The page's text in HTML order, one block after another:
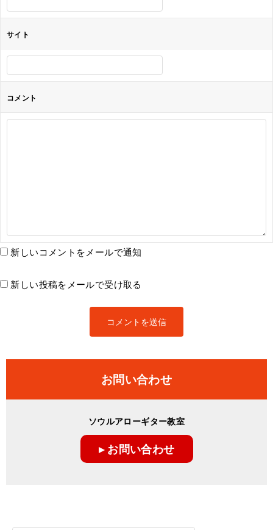
サイト
コメント
新しいコメントをメールで通知
新しい投稿をメールで受け取る
お問い合わせ
ソウルアローギター教室
▸ お問い合わせ